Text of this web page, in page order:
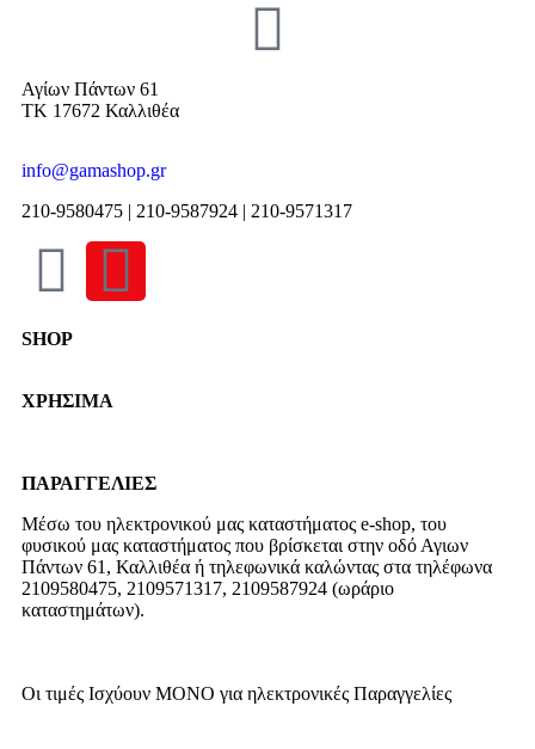
Αγίων Πάντων 61
ΤΚ 17672 Καλλιθέα
info@gamashop.gr
210-9580475 | 210-9587924 | 210-9571317
SHOP
Κουρτίνες
Γκαζόν
Τοίχος
ΧΡΗΣΙΜΑ
Επιστροφές
Οροι και Προϋποθέσεις Χρήσης
Προστασία Απορρήτου
ΠΑΡΑΓΓΕΛΙΕΣ
Μέσω του ηλεκτρονικού μας καταστήματος e-shop, του
φυσικού μας καταστήματος που βρίσκεται στην οδό Αγιων
Πάντων 61, Καλλιθέα ή τηλεφωνικά καλώντας στα τηλέφωνα
2109580475, 2109571317, 2109587924 (ωράριο
καταστημάτων).
Οι τιμές Ισχύουν ΜΟΝΟ για ηλεκτρονικές Παραγγελίες